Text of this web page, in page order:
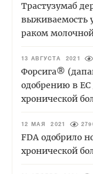
Трастузумаб
выживаемость
раком
13 АВГУСТА 2021
Форсига®
одобрению в ЕС
хронической
12 МАЯ 2021
FDA одобрило
хронической